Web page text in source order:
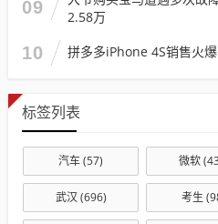
09
2.58万
10 拼多多iPhone 4S销售火爆
标签列表
汽车(57) 微软
武汉 (696) 考生